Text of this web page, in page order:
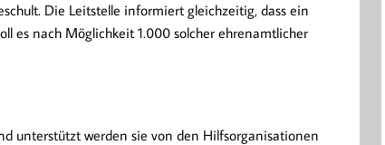
Die Leitstelle informiert gleichzeitig, dass ein
es nach Möglichkeit 1.000 solcher ehrenamtlicher
unterstützt werden sie von den Hilfsorganisationen